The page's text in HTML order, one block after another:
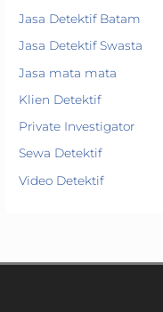
Jasa Detektif Batam
Jasa Detektif Swasta
Jasa mata mata
Klien Detektif
Private Investigator
Sewa Detektif
Video Detektif